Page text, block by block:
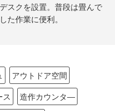
スクを設置。普段は畳んで
た作業に便利。
アウトドア空間
ス
造作カウンタ―